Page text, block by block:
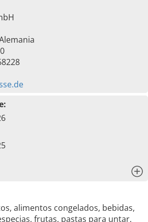
alimentos congelados, bebidas,
frutas, pastas para untar,